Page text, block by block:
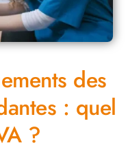
des
: quel
?